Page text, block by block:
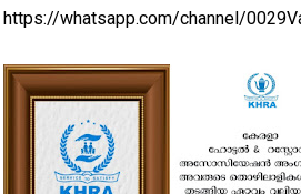
https://whatsapp.com/channel/